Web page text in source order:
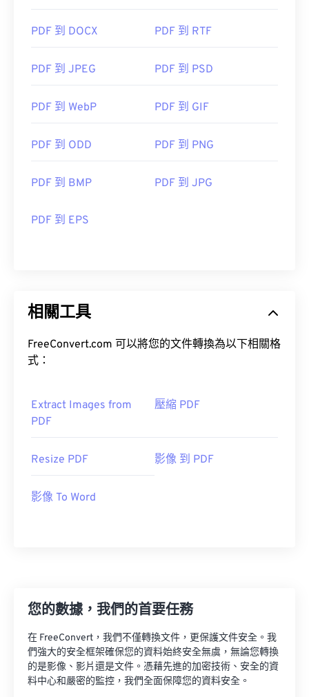
PDF 到 DOCX PDF 到 RTF
PDF 到 JPEG PDF 到 PSD
PDF 到 WebP PDF 到 GIF
PDF 到 ODD PDF 到 PNG
PDF 到 BMP PDF 到 JPG
PDF 到 EPS
相關工具
FreeConvert.com 可以將您的文件轉換為以下相關格
式：
Extract Images from
PDF
壓縮 PDF
Resize PDF 影像 到 PDF
影像 To Word
您的數據，我們的首要任務
在 FreeConvert，我們不僅轉換文件，更保護文件安全。我
們強大的安全框架確保您的資料始終安全無虞，無論您轉換
的是影像、影片還是文件。憑藉先進的加密技術、安全的資
料中心和嚴密的監控，我們全面保障您的資料安全。